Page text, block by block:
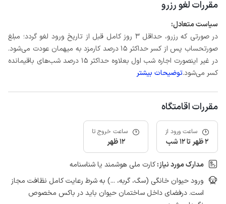
مقررات لغو رزرو
سیاست متعادل:
در صورتی که رزرو، حداقل 3 روز کامل قبل از تاریخ ورود لغو گردد؛ مبلغ
صورتحساب پس از کسر حداکثر 15 درصد کارمزد به میهمان عودت می‌شود.
در غیر اینصورت اجاره شب اول بعلاوه حداکثر 15 درصد شب‌های باقیمانده
کسر می‌شود.توضیحات بیشتر
مقررات اقامتگاه
ساعت ورود از
2 ظهر تا 12 شب
ساعت خروج تا
12 ظهر
مدارک مورد نیاز:کارت ملی هوشمند یا شناسنامه
ورود حیوان خانگی (سگ، گربه، ...) به شرط رعایت کامل نظافت مجاز
است. درفضای داخل ساختمان حیوان باید در باکس مخصوص